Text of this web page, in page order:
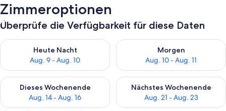
Zimmeroptionen
Überprüfe die Verfügbarkeit für diese Daten
Heute Nacht
Aug. 9 - Aug. 10
Überprüfe die Verfügbarkeit für heute Nacht, Aug. 9 - Aug.
Morgen
Aug. 10 - Aug. 11
Überprüfe die Verfügbarkeit
Dieses Wochenende
Aug. 14 - Aug. 16
Überprüfe die Verfügbarkeit für dieses Wochenende, Aug. 14
Nächstes Wochenende
Aug. 21 - Aug. 23
Überprüfe die Verfügbarkeit